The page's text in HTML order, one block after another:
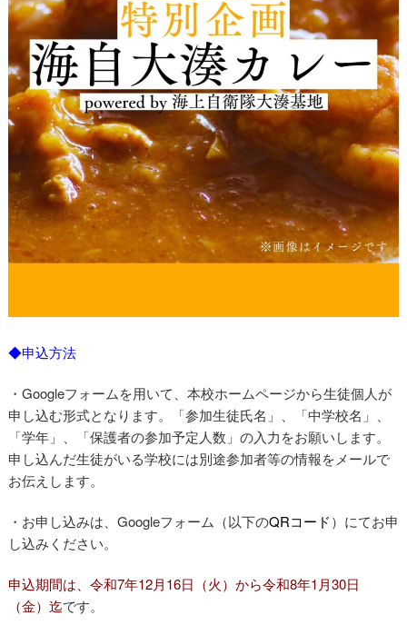
◆申込方法
・Googleフォームを用いて、本校ホームページから生徒個人が
申し込む形式となります。「参加生徒氏名」、「中学校名」、
「学年」、「保護者の参加予定人数」の入力をお願いします。
申し込んだ生徒がいる学校には別途参加者等の情報をメールで
お伝えします。
・お申し込みは、Googleフォーム（以下のQRコード）にてお申
し込みください。
申込期間は、令和7年12月16日（火）から令和8年1月30日
（金）迄です。